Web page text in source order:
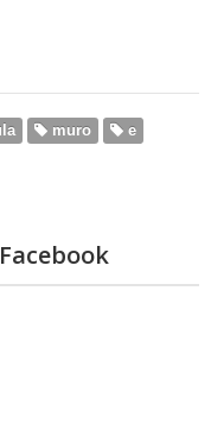
muro
e
Facebook